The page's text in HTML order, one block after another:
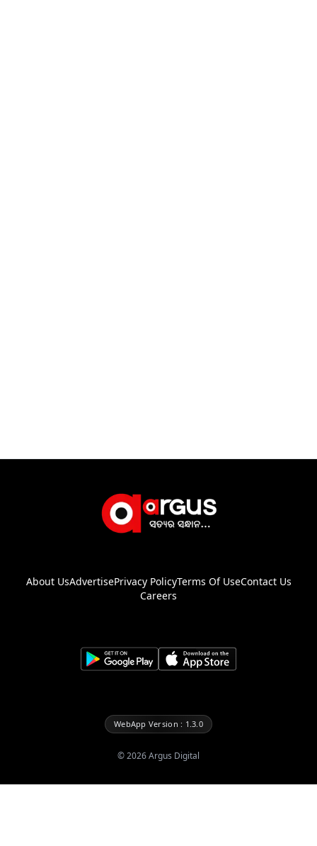
About UsAdvertisePrivacy PolicyTerms Of UseContact Us
Careers
WebApp Version : 1.3.0
©2026Argus Digital